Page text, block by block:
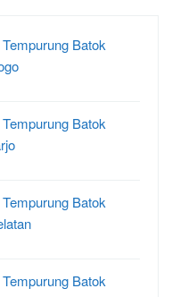
Batok
Batok
Batok
Batok